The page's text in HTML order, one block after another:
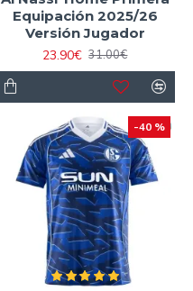
Equipación 2025/26
Versión Jugador
23.90€ 31.00€
-40 %